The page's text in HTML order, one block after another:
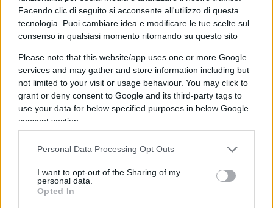
Facendo clic di seguito si acconsente all'utilizzo di questa
tecnologia. Puoi cambiare idea e modificare le tue scelte sul
consenso in qualsiasi momento ritornando su questo sito
Please note that this website/app uses one or more Google
services and may gather and store information including but
not limited to your visit or usage behaviour. You may click to
grant or deny consent to Google and its third-party tags to
use your data for below specified purposes in below Google
consent section.
Personal Data Processing Opt Outs
I want to opt-out of the Sharing of my
personal data.
Opted In
Oltretutto, pare che latrattativasi sia snodata
sul filo di possibilifaide, nepotismi, pretese
familistiche, tutta roba sulla quale ciascuno ha,
pirandellianamente, la sua verità,
pirandellianamente o se si preferisce alla
Kurosawa, però intanto affiorano e i protagonisti
se le rinfacciano. E la gente non dovrebbe sentirsi
delusa e magari anche un po’ tradita? Quello di
Amadeus detto ama, oltre che familismo, sembra
anche un moralismo amorale; ed è difficile